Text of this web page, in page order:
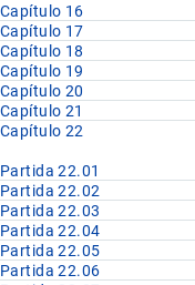
Capítulo 16
Capítulo 17
Capítulo 18
Capítulo 19
Capítulo 20
Capítulo 21
Capítulo 22
Partida 22.01
Partida 22.02
Partida 22.03
Partida 22.04
Partida 22.05
Partida 22.06